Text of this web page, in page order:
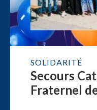
SOLIDARITÉ
Secours
Fraternel